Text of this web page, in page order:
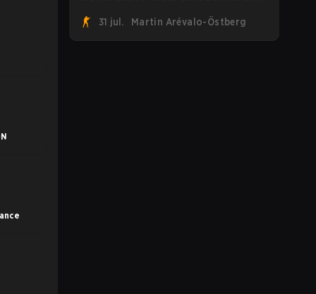
primer roster de CS2. Con su roster
flameante revelado, Canadian Armed
31 jul. Martin Arévalo-Östberg